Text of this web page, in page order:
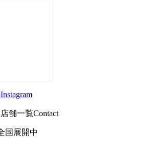
店舗一覧Contact